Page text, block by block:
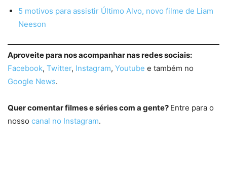
5 motivos para assistir Último Alvo, novo filme de Liam
Neeson
Aproveite para nos acompanhar nas redes sociais:
Facebook, Twitter, Instagram, Youtube e também no
Google News.
Quer comentar filmes e séries com a gente? Entre para o
nosso canal no Instagram.